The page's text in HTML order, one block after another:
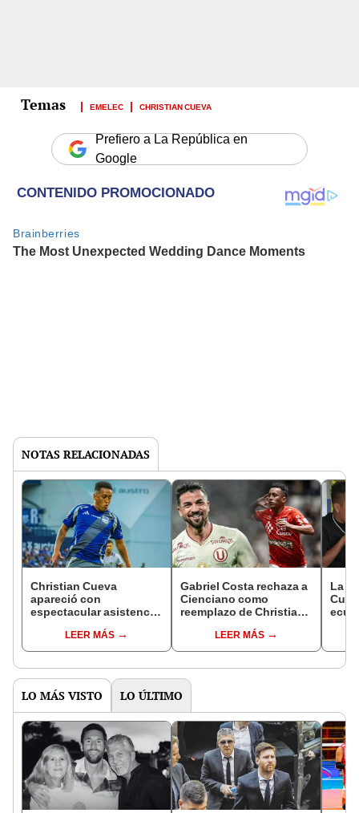
EMELEC CHRISTIAN CUEVA
Prefiero a La República en
Google
NOTAS RELACIONADAS
Christian Cueva
apareció con
espectacular asistencia
Francisco Cevallos
ponga el 1-0 para
LEER MÁS
Gabriel Costa rechaza a
Cienciano como
reemplazo de Christian
gusto en Universitario"
LEER MÁS
La
LO MÁS VISTO LO ÚLTIMO